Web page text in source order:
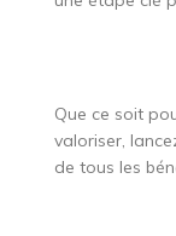
Que ce soit
valoriser,
de tous les